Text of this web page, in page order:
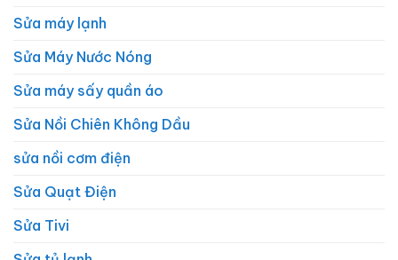
Sửa máy lạnh
Sửa Máy Nước Nóng
Sửa máy sấy quần áo
Sửa Nồi Chiên Không Dầu
sửa nồi cơm điện
Sửa Quạt Điện
Sửa Tivi